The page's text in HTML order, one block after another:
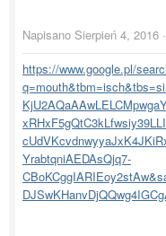
Napisano Sierpień 4, 2016 ·
https://www.google.pl/
YrabtqniAEDAsQjq7-